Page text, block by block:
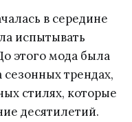
в середине
испытывать
этого мода была
сезонных трендах,
стилях, которые
десятилетий.